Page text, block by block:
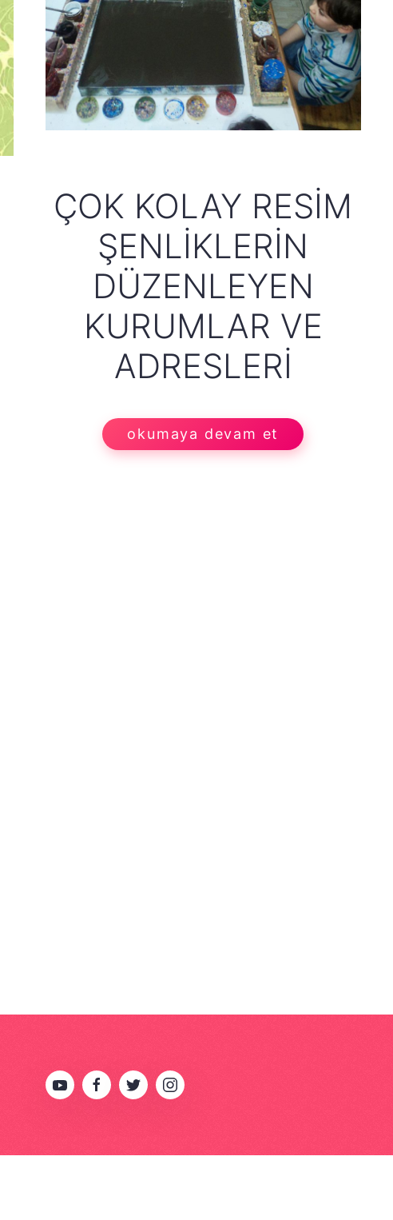
ÇOK KOLAY RESIM
ŞENLIKLERIN
DÜZENLEYEN
KURUMLAR VE
ADRESLERI
okumaya devam et